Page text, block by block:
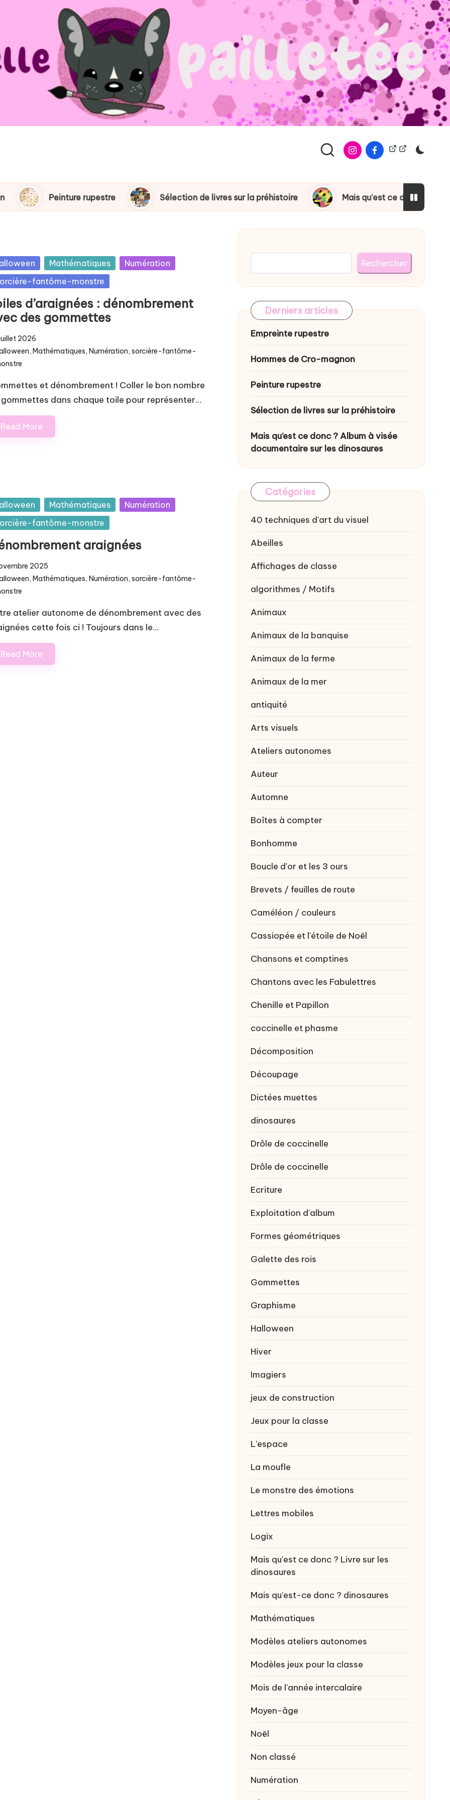
À Copyright
Peinture rupestre Sélection de livres sur la préhistoire Mais qu’est ce donc ? Album à
Mathématiques
Numération
fantôme-monstre
d’araignées : dénombrement
des gommettes
2026
, Mathématiques, Numération, sorcière-fantôme-
et dénombrement ! Coller le bon nombre
dans chaque toile pour représenter…
Read More
Mathématiques
Numération
fantôme-monstre
araignées
2025
, Mathématiques, Numération, sorcière-fantôme-
atelier autonome de dénombrement avec des
cette fois ci ! Toujours dans le…
Read More
Rechercher
Rechercher
Derniers articles
Empreinte rupestre
Hommes de Cro-magnon
Peinture rupestre
Sélection de livres sur la préhistoire
Mais qu’est ce donc ? Album à visée
documentaire sur les dinosaures
Catégories
40 techniques d'art du visuel
Abeilles
Affichages de classe
algorithmes / Motifs
Animaux
Animaux de la banquise
Animaux de la ferme
Animaux de la mer
antiquité
Arts visuels
Ateliers autonomes
Auteur
Automne
Boîtes à compter
Bonhomme
Boucle d'or et les 3 ours
Brevets / feuilles de route
Caméléon / couleurs
Cassiopée et l'étoile de Noël
Chansons et comptines
Chantons avec les Fabulettres
Chenille et Papillon
coccinelle et phasme
Décomposition
Découpage
Dictées muettes
dinosaures
Drôle de coccinelle
Drôle de coccinelle
Ecriture
Exploitation d'album
Formes géométriques
Galette des rois
Gommettes
Graphisme
Halloween
Hiver
Imagiers
jeux de construction
Jeux pour la classe
L'espace
La moufle
Le monstre des émotions
Lettres mobiles
Logix
Mais qu'est ce donc ? Livre sur les
dinosaures
Mais qu'est-ce donc ? dinosaures
Mathématiques
Modèles ateliers autonomes
Modèles jeux pour la classe
Mois de l'année intercalaire
Moyen-âge
Noël
Non classé
Numération